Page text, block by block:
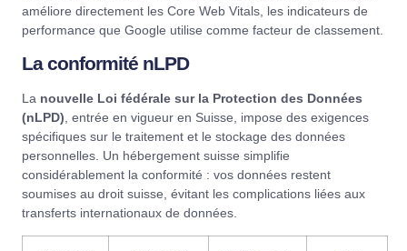
améliore directement les Core Web Vitals, les indicateurs de
performance que Google utilise comme facteur de classement.
La conformité nLPD
La nouvelle Loi fédérale sur la Protection des Données
(nLPD) , entrée en vigueur en Suisse, impose des exigences
spécifiques sur le traitement et le stockage des données
personnelles. Un hébergement suisse simplifie
considérablement la conformité : vos données restent
soumises au droit suisse, évitant les complications liées aux
transferts internationaux de données.